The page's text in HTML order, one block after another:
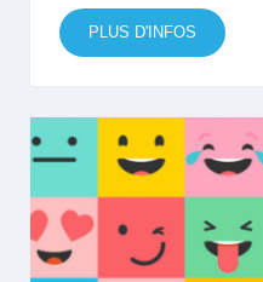
PLUS D'INFOS